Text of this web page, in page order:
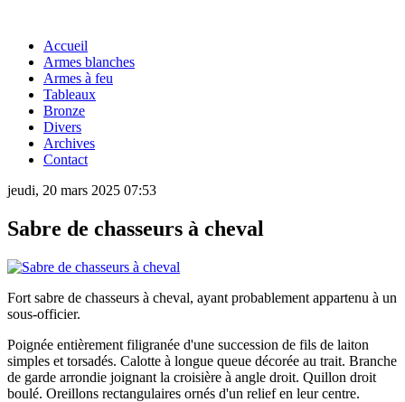
Accueil
Armes blanches
Armes à feu
Tableaux
Bronze
Divers
Archives
Contact
jeudi, 20 mars 2025 07:53
Sabre de chasseurs à cheval
Fort sabre de chasseurs à cheval, ayant probablement appartenu à un
sous-officier.
Poignée entièrement filigranée d'une succession de fils de laiton
simples et torsadés. Calotte à longue queue décorée au trait. Branche
de garde arrondie joignant la croisière à angle droit. Quillon droit
boulé. Oreillons rectangulaires ornés d'un relief en leur centre.